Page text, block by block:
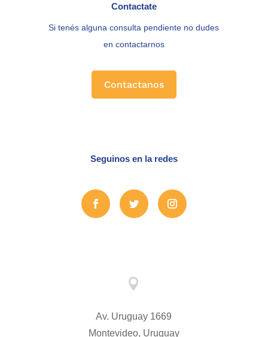
Contactate
Si tenés alguna consulta pendiente no dudes
en contactarnos
Contactanos
Seguinos en la redes

Av. Uruguay 1669
Montevideo, Uruguay